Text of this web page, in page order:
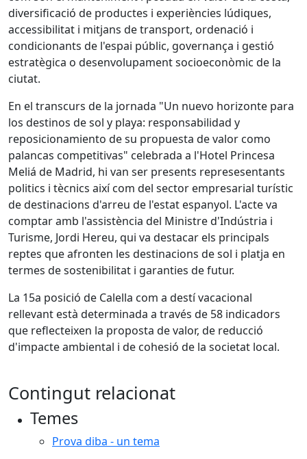
diversificació de productes i experiències lúdiques,
accessibilitat i mitjans de transport, ordenació i
condicionants de l'espai públic, governança i gestió
estratègica o desenvolupament socioeconòmic de la
ciutat.
En el transcurs de la jornada "Un nuevo horizonte para
los destinos de sol y playa: responsabilidad y
reposicionamiento de su propuesta de valor como
palancas competitivas" celebrada a l'Hotel Princesa
Meliá de Madrid, hi van ser presents represesentants
politics i tècnics així com del sector empresarial turístic
de destinacions d'arreu de l'estat espanyol. L'acte va
comptar amb l'assistència del Ministre d'Indústria i
Turisme, Jordi Hereu, qui va destacar els principals
reptes que afronten les destinacions de sol i platja en
termes de sostenibilitat i garanties de futur.
La 15a posició de Calella com a destí vacacional
rellevant està determinada a través de 58 indicadors
que reflecteixen la proposta de valor, de reducció
d'impacte ambiental i de cohesió de la societat local.
Contingut relacionat
Temes
Prova diba - un tema